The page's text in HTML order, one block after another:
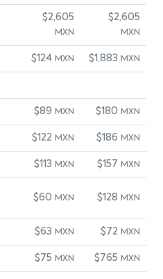
$2,605
MXN
$2,605
MXN
$124 MXN $1,883 MXN
$89 MXN $180 MXN
$122 MXN $186 MXN
$113 MXN $157 MXN
$60 MXN $128 MXN
$63 MXN $72 MXN
$75 MXN $765 MXN